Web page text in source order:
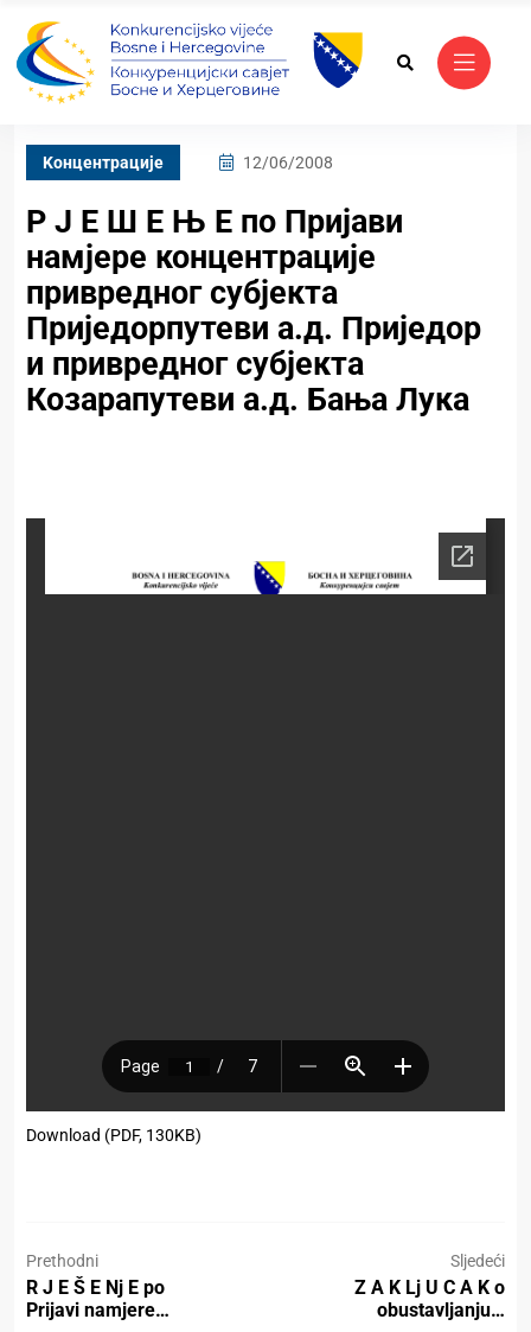
Kонцентрације 12/06/2008
Р Ј Е Ш Е Њ Е по Пријави
намјере концентрације
привредног субјекта
Приједорпутеви а.д. Приједор
и привредног субјекта
Козарапутеви а.д. Бања Лука
Download (PDF, 130KB)
Prethodni
R J E Š E Nj E po
Prijavi namjere…
Sljedeći
Z A K Lj U C A K o
obustavljanju…